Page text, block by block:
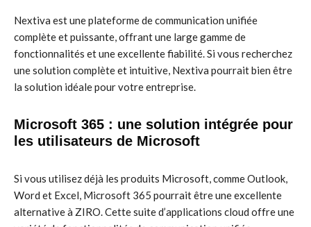
Nextiva est une plateforme de communication unifiée
complète et puissante, offrant une large gamme de
fonctionnalités et une excellente fiabilité. Si vous recherchez
une solution complète et intuitive, Nextiva pourrait bien être
la solution idéale pour votre entreprise.
Microsoft 365 : une solution intégrée pour
les utilisateurs de Microsoft
Si vous utilisez déjà les produits Microsoft, comme Outlook,
Word et Excel, Microsoft 365 pourrait être une excellente
alternative à ZIRO. Cette suite d’applications cloud offre une